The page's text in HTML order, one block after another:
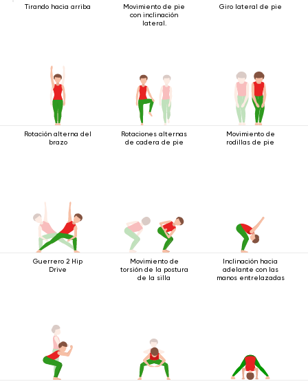
Tirando hacia arriba
Movimiento de pie
con inclinación
lateral.
Giro lateral de pie
Rotación alterna del
brazo
Rotaciones alternas
de cadera de pie
Movimiento de
rodillas de pie
Guerrero 2 Hip
Drive
Movimiento de
torsión de la postura
de la silla
Inclinación hacia
adelante con las
manos entrelazadas